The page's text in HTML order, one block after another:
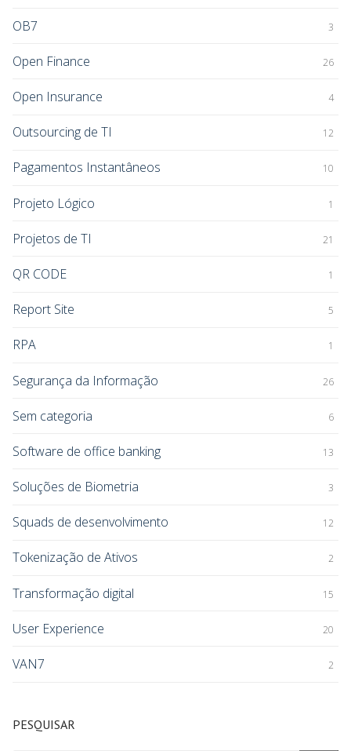
OB7 3
Open Finance 26
Open Insurance 4
Outsourcing de TI 12
Pagamentos Instantâneos 10
Projeto Lógico 1
Projetos de TI 21
QR CODE 1
Report Site 5
RPA 1
Segurança da Informação 26
Sem categoria 6
Software de office banking 13
Soluções de Biometria 3
Squads de desenvolvimento 12
Tokenização de Ativos 2
Transformação digital 15
User Experience 20
VAN7 2
PESQUISAR